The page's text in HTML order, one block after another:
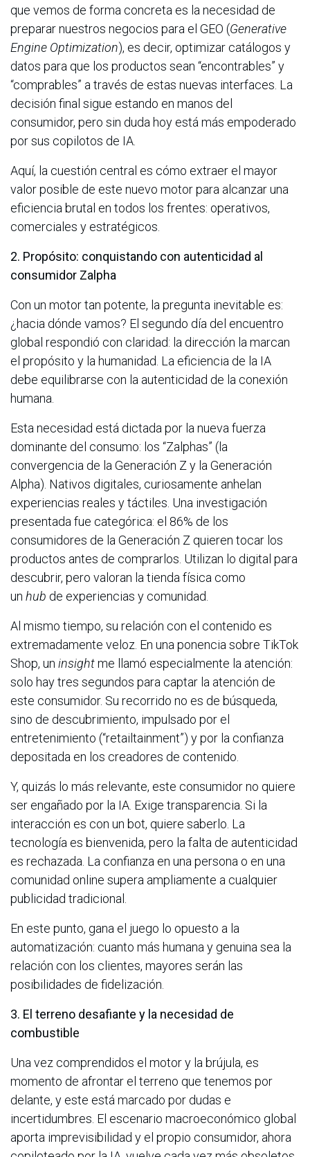
que vemos de forma concreta es la necesidad de
preparar nuestros negocios para el GEO (Generative
Engine Optimization), es decir, optimizar catálogos y
datos para que los productos sean “encontrables” y
“comprables” a través de estas nuevas interfaces. La
decisión final sigue estando en manos del
consumidor, pero sin duda hoy está más empoderado
por sus copilotos de IA.
Aquí, la cuestión central es cómo extraer el mayor
valor posible de este nuevo motor para alcanzar una
eficiencia brutal en todos los frentes: operativos,
comerciales y estratégicos.
2. Propósito: conquistando con autenticidad al
consumidor Zalpha
Con un motor tan potente, la pregunta inevitable es:
¿hacia dónde vamos? El segundo día del encuentro
global respondió con claridad: la dirección la marcan
el propósito y la humanidad. La eficiencia de la IA
debe equilibrarse con la autenticidad de la conexión
humana.
Esta necesidad está dictada por la nueva fuerza
dominante del consumo: los “Zalphas” (la
convergencia de la Generación Z y la Generación
Alpha). Nativos digitales, curiosamente anhelan
experiencias reales y táctiles. Una investigación
presentada fue categórica: el 86% de los
consumidores de la Generación Z quieren tocar los
productos antes de comprarlos. Utilizan lo digital para
descubrir, pero valoran la tienda física como
un hub de experiencias y comunidad.
Al mismo tiempo, su relación con el contenido es
extremadamente veloz. En una ponencia sobre TikTok
Shop, un insightme llamó especialmente la atención:
solo hay tres segundos para captar la atención de
este consumidor. Su recorrido no es de búsqueda,
sino de descubrimiento, impulsado por el
entretenimiento (“retailtainment”) y por la confianza
depositada en los creadores de contenido.
Y, quizás lo más relevante, este consumidor no quiere
ser engañado por la IA. Exige transparencia. Si la
interacción es con un bot, quiere saberlo. La
tecnología es bienvenida, pero la falta de autenticidad
es rechazada. La confianza en una persona o en una
comunidad online supera ampliamente a cualquier
publicidad tradicional.
En este punto, gana el juego lo opuesto a la
automatización: cuanto más humana y genuina sea la
relación con los clientes, mayores serán las
posibilidades de fidelización.
3. El terreno desafiante y la necesidad de
combustible
Una vez comprendidos el motor y la brújula, es
momento de afrontar el terreno que tenemos por
delante, y este está marcado por dudas e
incertidumbres. El escenario macroeconómico global
aporta imprevisibilidad y el propio consumidor, ahora